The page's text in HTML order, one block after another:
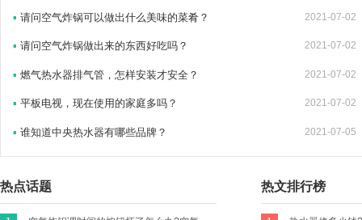
▪ 请问空气炸锅可以做出什么美味的菜肴？ 2021-07-02
▪ 请问空气炸锅做出来的东西好吃吗？ 2021-07-02
▪ 燃气热水器排气管，怎样安装才安全？ 2021-07-02
▪ 平板电视，现在使用的家庭多吗？ 2021-07-02
▪ 谁知道中央热水器有哪些品牌？ 2021-07-05
热点话题 热文排行榜